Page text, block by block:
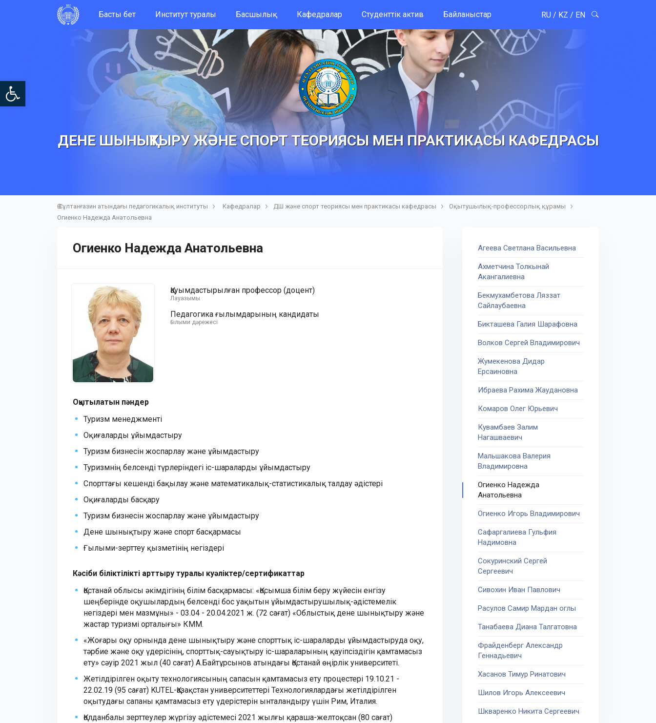
Open toolbar
Басты бет Институт туралы Басшылық Кафедралар Студенттік актив Байланыстар RU / KZ / EN
ДЕНЕ ШЫНЫҚТЫРУ ЖӘНЕ СПОРТ ТЕОРИЯСЫ МЕН ПРАКТИКАСЫ КАФЕДРАСЫ
Ө.Сұлтанғазин атындағы педагогикалық институты Кафедралар ДШ және спорт теориясы мен практикасы кафедрасы
Оқытушылық-профессорлық құрамы
Огиенко Надежда Анатольевна
Огиенко Надежда Анатольевна
Қауымдастырылған профессор (доцент)
Лауазымы
Педагогика ғылымдарының кандидаты
Ғылыми дәрежесі
Оқытылатын пәндер
Туризм менеджменті
Оқиғаларды ұйымдастыру
Туризм бизнесін жоспарлау және ұйымдастыру
Туризмнің белсенді түрлеріндегі іс-шараларды ұйымдастыру
Спорттағы кешенді бақылау және математикалық-статистикалық талдау әдістері
Оқиғаларды басқару
Туризм бизнесін жоспарлау және ұйымдастыру
Дене шынықтыру және спорт басқармасы
Ғылыми-зерттеу қызметінің негіздері
Кәсіби біліктілікті арттыру туралы куәліктер/сертификаттар
Қостанай облысы әкімдігінің білім басқармасы: «Қосымша білім беру жүйесін енгізу
шеңберінде оқушылардың белсенді бос уақытын ұйымдастырушылық-әдістемелік
негіздері мен мазмұны» - 03.04 - 20.04.2021 ж. (72 сағат) «Облыстық дене шынықтыру және
жастар туризмі орталығы» КММ.
«Жоғары оқу орнында дене шынықтыру және спорттық іс-шараларды ұйымдастыруда оқу,
тәрбие және оқу үдерісінің, спорттық-сауықтыру іс-шараларының қауіпсіздігін қамтамасыз
ету» сәуір 2021 жыл (40 сағат) А.Байтұрсынов атындағы Қостанай өңірлік университеті.
Жетілдірілген оқыту технологиясының сапасын қамтамасыз ету процестері 19.10.21 -
22.02.19 (95 сағат) KUTEL-Қазақстан университеттері Технологиялардағы жетілдірілген
оқытудағы сапаны қамтамасыз ету үдерістерін ынталандыру үшін Рим, Италия.
Қолданбалы зерттеулер жүргізу әдістемесі 2021 жылғы қараша-желтоқсан (80 сағат)
Агеева Светлана Васильевна
Ахметчина Толкынай
Акангалиевна
Бекмухамбетова Ляззат
Сайлаубаевна
Бикташева Галия Шарафовна
Волков Сергей Владимирович
Жумекенова Дидар
Ерсаиновна
Ибраева Рахима Жаудановна
Комаров Олег Юрьевич
Кувамбаев Залим
Нагашваевич
Мальшакова Валерия
Владимировна
Огиенко Надежда
Анатольевна
Огиенко Игорь Владимирович
Сафаргалиева Гульфия
Надимовна
Сокуринский Сергей
Сергеевич
Сивохин Иван Павлович
Расулов Самир Мардан оглы
Танабаева Диана Талгатовна
Фрайденберг Александр
Геннадьевич
Хасанов Тимур Ринатович
Шилов Игорь Алексеевич
Шкваренко Никита Сергеевич